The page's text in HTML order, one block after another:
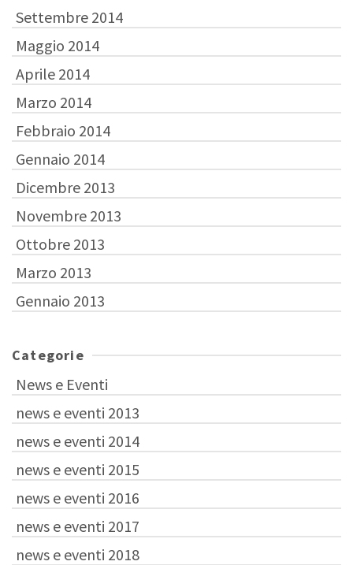
Settembre 2014
Maggio 2014
Aprile 2014
Marzo 2014
Febbraio 2014
Gennaio 2014
Dicembre 2013
Novembre 2013
Ottobre 2013
Marzo 2013
Gennaio 2013
Categorie
News e Eventi
news e eventi 2013
news e eventi 2014
news e eventi 2015
news e eventi 2016
news e eventi 2017
news e eventi 2018